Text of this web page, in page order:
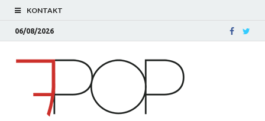
KONTAKT
06/08/2026